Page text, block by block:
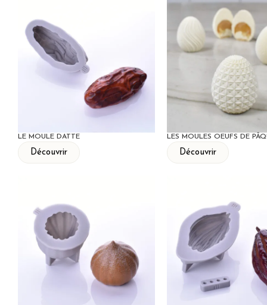
LE MOULE DATTE
Découvrir
LES MOULES OEUFS DE
Découvrir